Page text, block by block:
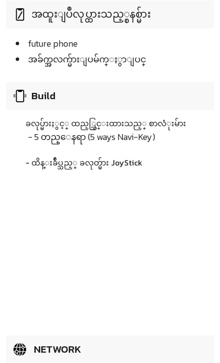
အထူးျပဳလုပ္ထားသည့္စနစ္မ်ား
future phone
အခ်က္အလက္မ်ားျပမ်က္ႏွာျပင္
Build
ခလုပ္မ်ားႏွင့္ ထည့္သြင္းထားသည့္ စာလံုးမ်ား
- 5 တည္ေနရာ (5 ways Navi-Key)
- ထိန္းခ်ဳပ္သည့္ ခလုတ္မ်ား JoyStick
NETWORK